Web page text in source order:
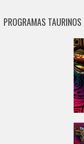
PROGRAMAS TAURINOS